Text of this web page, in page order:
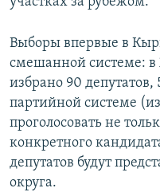
Выборы впервые в
смешанной системе:
избрано 90
партийной системе
проголосовать не
конкретного
депутатов будут
округа.